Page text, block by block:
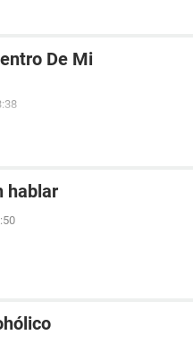
De Mi
hablar